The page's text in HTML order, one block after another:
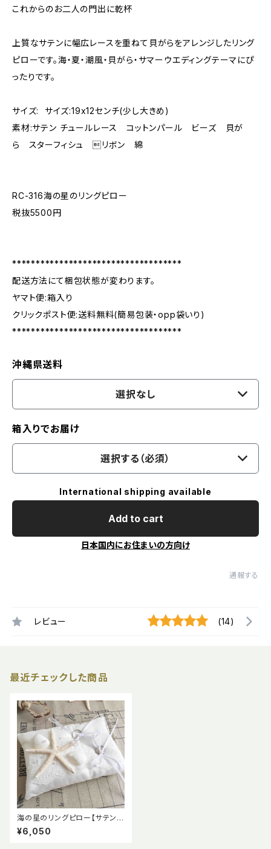
これからのお二人の門出に乾杯
上質なサテンに幅広レースを重ねて貝がらをアレンジしたリング
ピローです。海・夏・潮風・貝がら・サマーウエディングテーマにぴ
ったりです。
サイズ: サイズ:19x12センチ(少し大きめ)
素材:サテン チュールレース コットンパール ビーズ 貝が
ら スターフィシュ リボン 綿
RC-316海の星のリングピロー
税抜5500円
************************************
配送方法にて梱包状態が変わります。
ヤマト便:箱入り
クリックポスト便:送料無料(簡易包装・opp袋いり)
************************************
沖縄県送料
選択なし
箱入りでお届け
選択する（必須）
International shipping available
Add to cart
日本国内にお住まいの方向け
通報する
レビュー (14)
最近チェックした商品
海の星のリングピロー【サテン
天然の貝がら】完成品
¥6,050